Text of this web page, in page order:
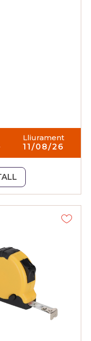
Lliurament
11/08/26